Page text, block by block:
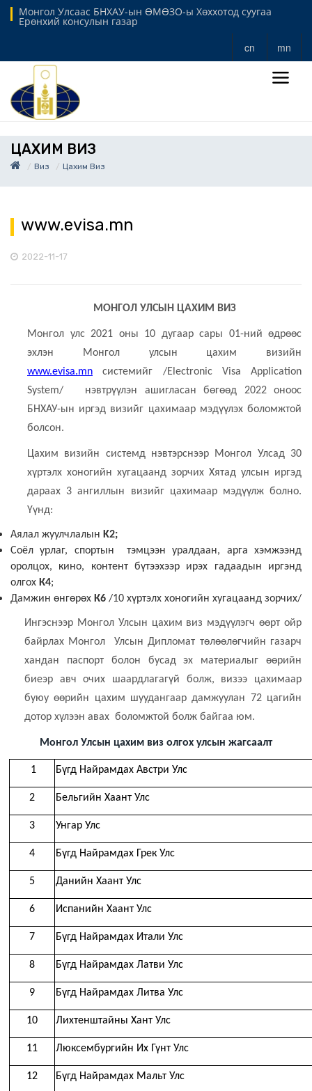
Монгол Улсаас БНХАУ-ын ӨМӨЗО-ы Хөххотод суугаа
Ерөнхий консулын газар
cn mn
ЦАХИМ ВИЗ
Виз Цахим Виз
www.evisa.mn
2022-11-17
МОНГОЛ УЛСЫН ЦАХИМ ВИЗ
Монгол улс 2021 оны 10 дугаар сары 01-ний өдрөөс
эхлэн Монгол улсын цахим визийн
www.evisa.mn системийг /Electronic Visa Application
System/ нэвтрүүлэн ашигласан бөгөөд 2022 оноос
БНХАУ-ын иргэд визийг цахимаар мэдүүлэх боломжтой
болсон.
Цахим визийн системд нэвтэрснээр Монгол Улсад 30
хүртэлх хоногийн хугацаанд зорчих Хятад улсын иргэд
дараах 3 ангиллын визийг цахимаар мэдүүлж болно.
Үүнд:
Аялал жуулчлалын K2;
Соёл урлаг, спортын тэмцээн уралдаан, арга хэмжээнд
оролцох, кино, контент бүтээхээр ирэх гадаадын иргэнд
олгох К4;
Дамжин өнгөрөх К6 /10 хүртэлх хоногийн хугацаанд зорчих/
Ингэснээр Монгол Улсын цахим виз мэдүүлэгч өөрт ойр
байрлах Монгол Улсын Дипломат төлөөлөгчийн газарч
хандан паспорт болон бусад эх материалыг өөрийн
биеэр авч очих шаардлагагүй болж, визээ цахимаар
буюу өөрийн цахим шуудангаар дамжуулан 72 цагийн
дотор хүлээн авах боломжтой болж байгаа юм.
Монгол Улсын цахим виз олгох улсын жагсаалт
1 Бүгд Найрамдах Австри Улс
2 Бельгийн Хаант Улс
3 Унгар Улс
4 Бүгд Найрамдах Грек Улс
5 Данийн Хаант Улс
6 Испанийн Хаант Улс
7 Бүгд Найрамдах Итали Улс
8 Бүгд Найрамдах Латви Улс
9 Бүгд Найрамдах Литва Улс
10 Лихтенштайны Хант Улс
11 Люксембургийн Их Гүнт Улс
12 Бүгд Найрамдах Мальт Улс